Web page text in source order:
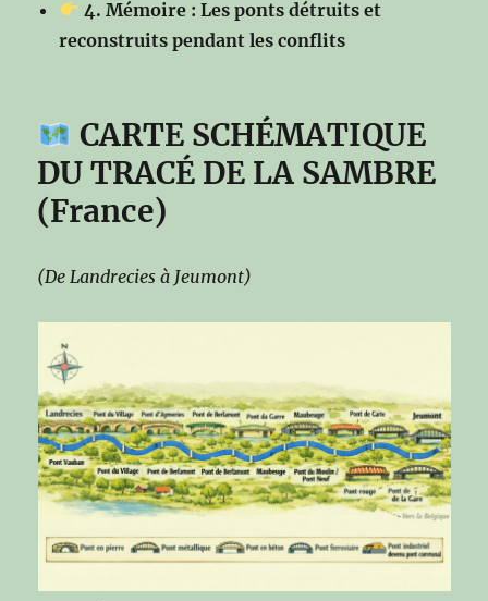
4. Mémoire : Les ponts détruits et
reconstruits pendant les conflits
CARTE SCHÉMATIQUE
DU TRACÉ DE LA SAMBRE
(France)
(De Landrecies à Jeumont)